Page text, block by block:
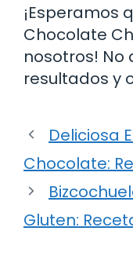
¡Esperamos
Chocolate
nosotros! No
resultados y
Deliciosa
Chocolate:
Gluten: